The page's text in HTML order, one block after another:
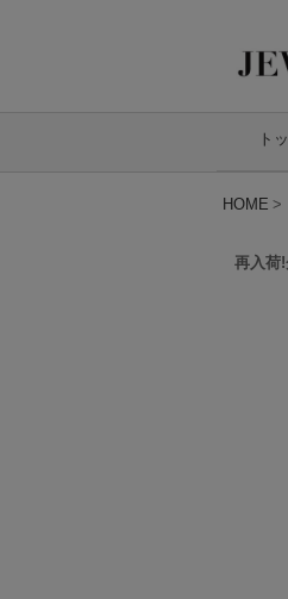
ト
HOME >
再入荷!